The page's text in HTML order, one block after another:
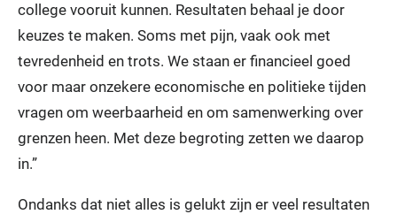
college vooruit kunnen. Resultaten behaal je door
keuzes te maken. Soms met pijn, vaak ook met
tevredenheid en trots. We staan er financieel goed
voor maar onzekere economische en politieke tijden
vragen om weerbaarheid en om samenwerking over
grenzen heen. Met deze begroting zetten we daarop
in.”
Ondanks dat niet alles is gelukt zijn er veel resultaten